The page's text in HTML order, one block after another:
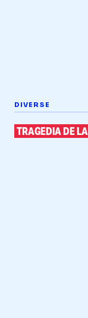
DIVERSE
TRAGEDIA DE